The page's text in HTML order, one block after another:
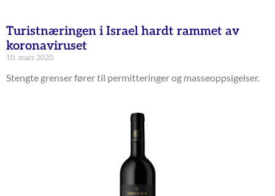
Turistnæringen i Israel hardt rammet av
koronaviruset
10. mars 2020
Stengte grenser fører til permitteringer og masseoppsigelser.